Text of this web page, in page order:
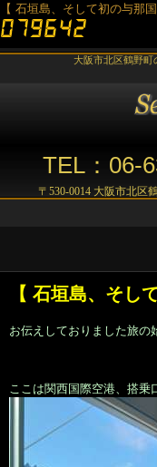
【 石垣島、そして初の与那
大阪市北区鶴野町
TEL：06-
〒530-0014 大阪市北区
【 石垣島、そし
お伝えしておりました旅の
ここは関西国際空港、搭乗